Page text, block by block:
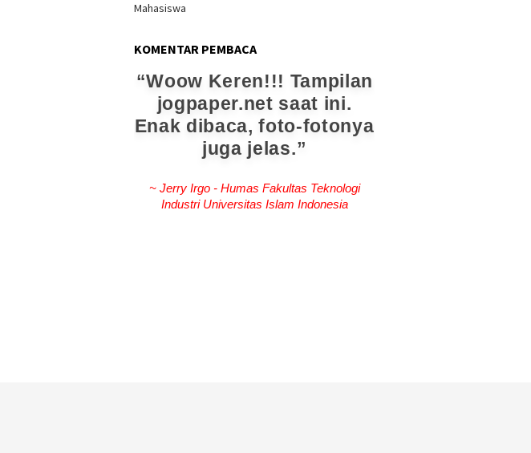
Mahasiswa
KOMENTAR PEMBACA
Woow Keren!!! Tampilan
jogpaper.net saat ini.
Enak dibaca, foto-fotonya
juga jelas.
~ Jerry Irgo - Humas Fakultas Teknologi
Industri Universitas Islam Indonesia